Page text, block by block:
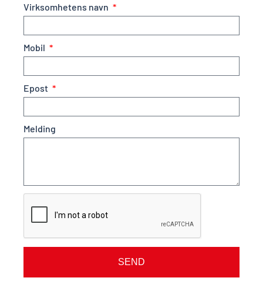
Virksomhetens navn
Mobil
Epost
Melding
SEND